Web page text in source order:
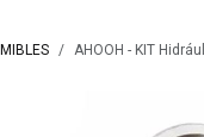
AHOOH - KIT